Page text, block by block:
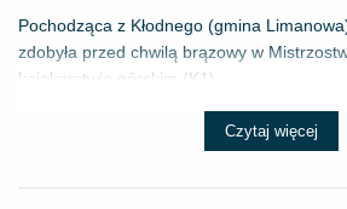
Pochodząca z Kłodnego (gmina
zdobyła przed chwilą brązowy w
kajakarstwie górskim (K1) ...
Czytaj więcej